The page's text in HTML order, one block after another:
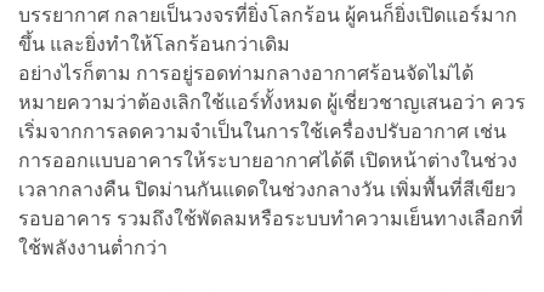
บรรยากาศ กลายเป็นวงจรที่ยิ่งโลกร้อน ผู้คนก็ยิ่งเปิดแอร์มาก
ขึ้น และยิ่งทำให้โลกร้อนกว่าเดิม
อย่างไรก็ตาม การอยู่รอดท่ามกลางอากาศร้อนจัดไม่ได้
หมายความว่าต้องเลิกใช้แอร์ทั้งหมด ผู้เชี่ยวชาญเสนอว่า ควร
เริ่มจากการลดความจำเป็นในการใช้เครื่องปรับอากาศ เช่น
การออกแบบอาคารให้ระบายอากาศได้ดี เปิดหน้าต่างในช่วง
เวลากลางคืน ปิดม่านกันแดดในช่วงกลางวัน เพิ่มพื้นที่สีเขียว
รอบอาคาร รวมถึงใช้พัดลมหรือระบบทำความเย็นทางเลือกที่
ใช้พลังงานต่ำกว่า